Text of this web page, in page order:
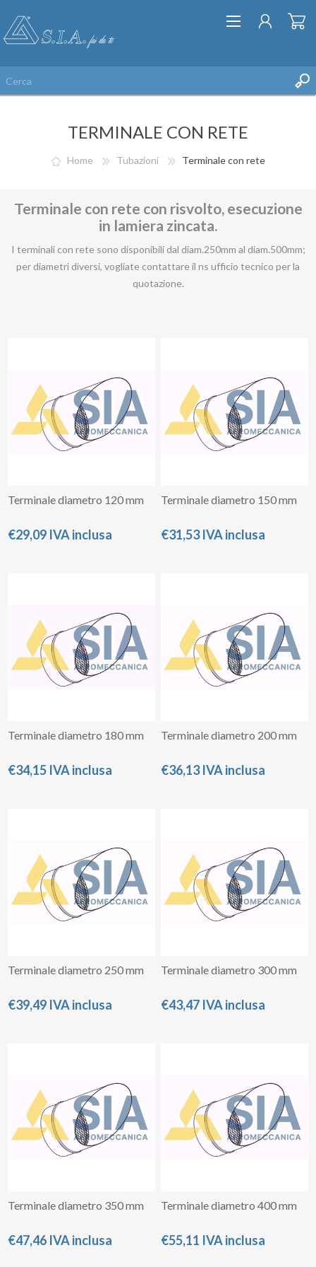
REGISTRATI
LISTA DEI DESIDERI
TERMINALE CON RETE
Home Tubazioni Terminale con rete
Terminale con rete con risvolto, esecuzione
in lamiera zincata.
I terminali con rete sono disponibili dal diam.250mm al diam.500mm;
per diametri diversi, vogliate contattare il ns ufficio tecnico per la
quotazione.
Terminale diametro 120 mm
€29,09 IVA inclusa
Terminale diametro 150 mm
€31,53 IVA inclusa
Terminale diametro 180 mm
€34,15 IVA inclusa
Terminale diametro 200 mm
€36,13 IVA inclusa
Terminale diametro 250 mm
€39,49 IVA inclusa
Terminale diametro 300 mm
€43,47 IVA inclusa
Terminale diametro 350 mm
€47,46 IVA inclusa
Terminale diametro 400 mm
€55,11 IVA inclusa